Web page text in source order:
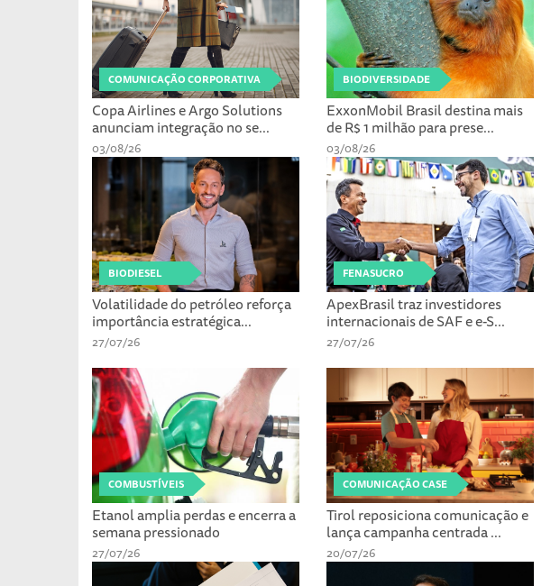
COMUNICAÇÃO CORPORATIVA
Copa Airlines e Argo Solutions
anunciam integração no se...
03/08/26
BIODIVERSIDADE
ExxonMobil Brasil destina mais
de R$ 1 milhão para prese...
03/08/26
BIODIESEL
Volatilidade do petróleo reforça
importância estratégica...
27/07/26
FENASUCRO
ApexBrasil traz investidores
internacionais de SAF e e-S...
27/07/26
COMBUSTÍVEIS
Etanol amplia perdas e encerra a
semana pressionado
27/07/26
COMUNICAÇÃO CASE
Tirol reposiciona comunicação e
lança campanha centrada ...
20/07/26